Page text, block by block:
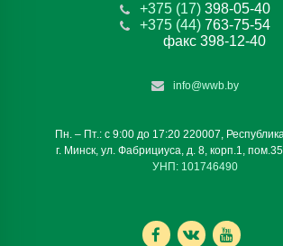
+375 (17)398-05-40
+375 (44)763-75-54
факс 398-12-40
info@wwb.by
Пн. – Пт.: с 9:00 до 17:20 220007,
г. Минск, ул. Фабрициуса, д. 8, корп.1,
УНП: 101746490